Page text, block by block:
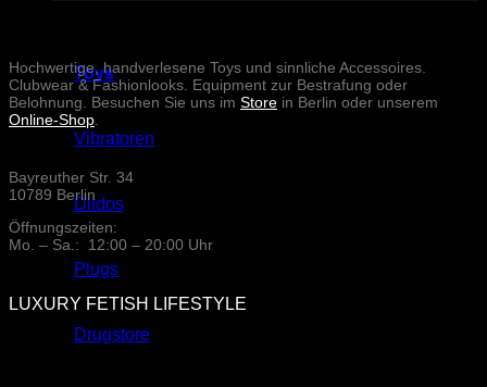
Toys
Vibratoren
Dildos
Plugs
Drugstore
Hochwertige, handverlesene Toys und sinnliche Accessoires.
Clubwear & Fashionlooks. Equipment zur Bestrafung oder
Belohnung. Besuchen Sie uns im Store in Berlin oder unserem
Online-Shop
Bayreuther Str. 34
10789 Berlin
Öffnungszeiten:
Mo. – Sa.: 12:00 – 20:00 Uhr
LUXURY FETISH LIFESTYLE